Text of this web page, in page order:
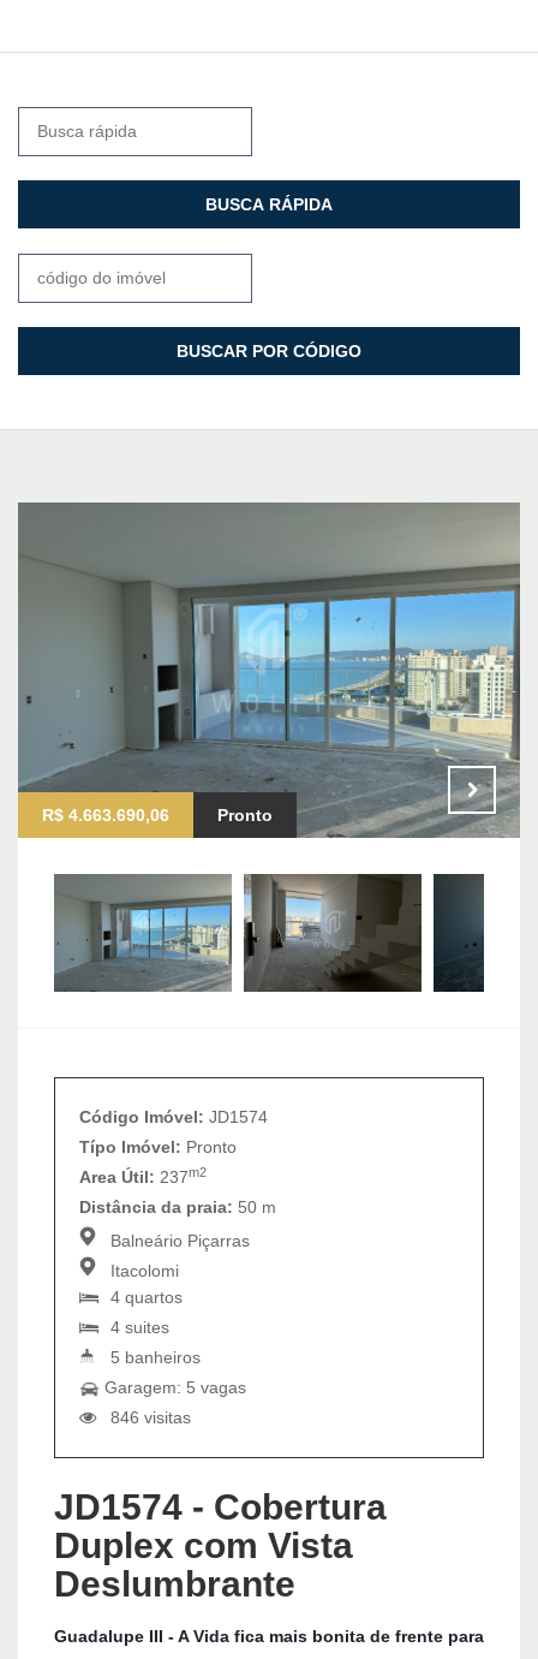
BUSCA RÁPIDA
BUSCAR POR CÓDIGO
R$ 4.663.690,06 Pronto
Código Imóvel: JD1574
Típo Imóvel: Pronto
Area Útil: 237m2
Distância da praia: 50 m
Balneário Piçarras
Itacolomi
4 quartos
4 suites
5 banheiros
Garagem: 5 vagas
846 visitas
JD1574 - Cobertura
Duplex com Vista
Deslumbrante
Guadalupe III - A Vida fica mais bonita de frente para